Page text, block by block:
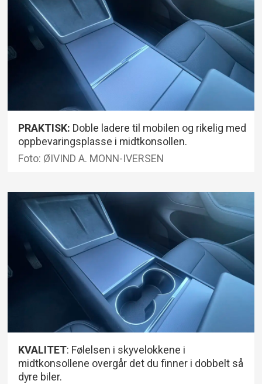
PRAKTISK: Doble ladere til mobilen og rikelig med
oppbevaringsplasse i midtkonsollen.
Foto: ØIVIND A. MONN-IVERSEN
KVALITET: Følelsen i skyvelokkene i
midtkonsollene overgår det du finner i dobbelt så
dyre biler.